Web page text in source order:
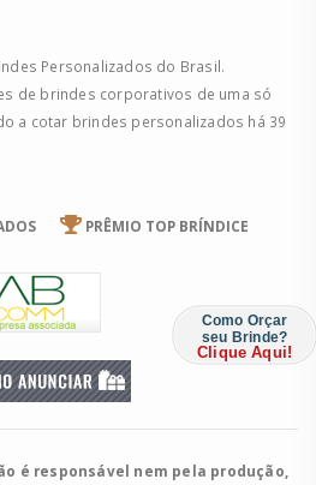
Personalizados do Brasil.
de brindes corporativos de uma só
a cotar brindes personalizados há 39
PRÊMIO TOP BRÍNDICE
é responsável nem pela produção,
Como Orçar
seu Brinde?
Clique Aqui!